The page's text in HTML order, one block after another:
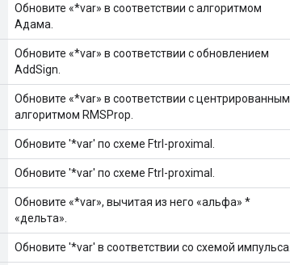
Обновите «*var» в соответствии с алгоритмом
Адама.
Обновите «*var» в соответствии с обновлением
AddSign.
Обновите «*var» в соответствии с центрированным
алгоритмом RMSProp.
Обновите '*var' по схеме Ftrl-proximal.
Обновите '*var' по схеме Ftrl-proximal.
Обновите «*var», вычитая из него «альфа» *
«дельта».
Обновите '*var' в соответствии со схемой импульса.